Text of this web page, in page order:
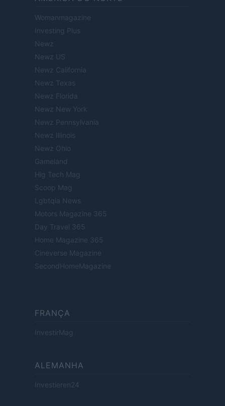
Womanmagazine
Investing Plus
Newz
Newz US
Newz California
Newz Texas
Newz Florida
Newz New York
Newz Pennsylvania
Newz Illinois
Newz Ohio
Gameland
Hig Tech Mag
Scoop Mag
Lgbtqia News
Motors Magazine 365
Day Travel 365
Home Magazine 365
Cineverse Magazine
SecondHomeMagazine
FRANÇA
InvestirMag
ALEMANHA
Investieren24